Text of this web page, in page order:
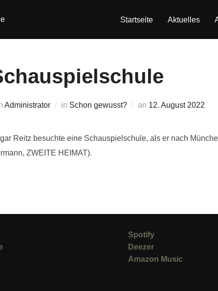
Startseite Aktuelles
Administrator in Schon gewusst? an Veröffentlicht
12. August 2022
Reitz besuchte eine Schauspielschule, als er nach
ZWEITE HEIMAT).
Spotify
Deezer
Amazon Music